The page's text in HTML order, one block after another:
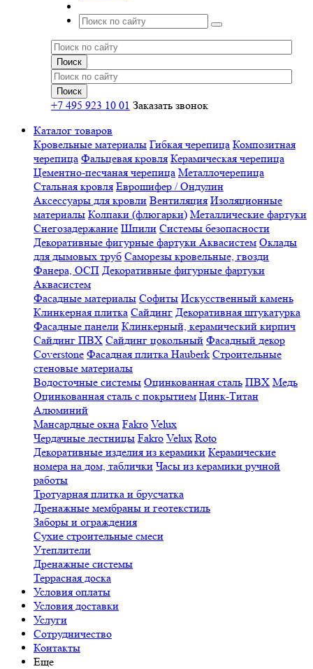
+7 495 923 10 01 Заказать звонок
Каталог товаров
Кровельные материалы Гибкая черепица Композитная
черепица Фальцевая кровля Керамическая черепица
Цементно-песчаная черепица Металлочерепица
Стальная кровля Еврошифер / Ондулин
Аксессуары для кровли Вентиляция Изоляционные
материалы Колпаки (флюгарки) Металлические фартуки
Снегозадержание Шпили Системы безопасности
Декоративные фигурные фартуки Аквасистем Оклады
для дымовых труб Саморезы кровельные, гвозди
Фанера, ОСП Декоративные фигурные фартуки
Аквасистем
Фасадные материалы Софиты Искусственный камень
Клинкерная плитка Сайдинг Декоративная штукатурка
Фасадные панели Клинкерный, керамический кирпич
Сайдинг ПВХ Сайдинг цокольный Фасадный декор
Coverstone Фасадная плитка Hauberk Строительные
стеновые материалы
Водосточные системы Оцинкованная сталь ПВХ Медь
Оцинкованная сталь с покрытием Цинк-Титан
Алюминий
Мансардные окна Fakro Velux
Чердачные лестницы Fakro Velux Roto
Декоративные изделия из керамики Керамические
номера на дом, таблички Часы из керамики ручной
работы
Тротуарная плитка и брусчатка
Дренажные мембраны и геотекстиль
Заборы и ограждения
Сухие строительные смеси
Утеплители
Дренажные системы
Террасная доска
Условия оплаты
Условия доставки
Услуги
Сотрудничество
Контакты
Еще